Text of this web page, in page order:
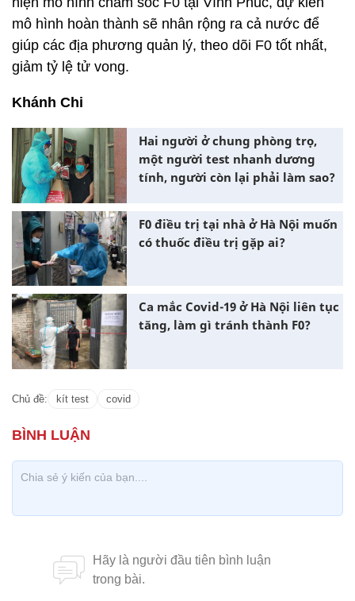
mô hình hoàn thành sẽ nhân rộng ra cả nước để
giúp các địa phương quản lý, theo dõi F0 tốt nhất,
giảm tỷ lệ tử vong.
Khánh Chi
Hai người ở chung phòng trọ,
một người test nhanh dương
tính, người còn lại phải làm sao?
F0 điều trị tại nhà ở Hà Nội muốn
có thuốc điều trị gặp ai?
Ca mắc Covid-19 ở Hà Nội liên tục
tăng, làm gì tránh thành F0?
Chủ đề: kít test covid